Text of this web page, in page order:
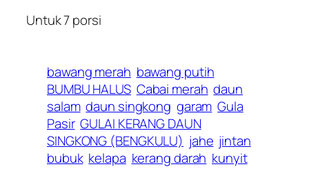
Untuk 7 porsi
bawang merah bawang putih
BUMBU HALUS Cabai merah daun
salam daun singkong garam Gula
Pasir GULAI KERANG DAUN
SINGKONG (BENGKULU) jahe jintan
bubuk kelapa kerang darah kunyit